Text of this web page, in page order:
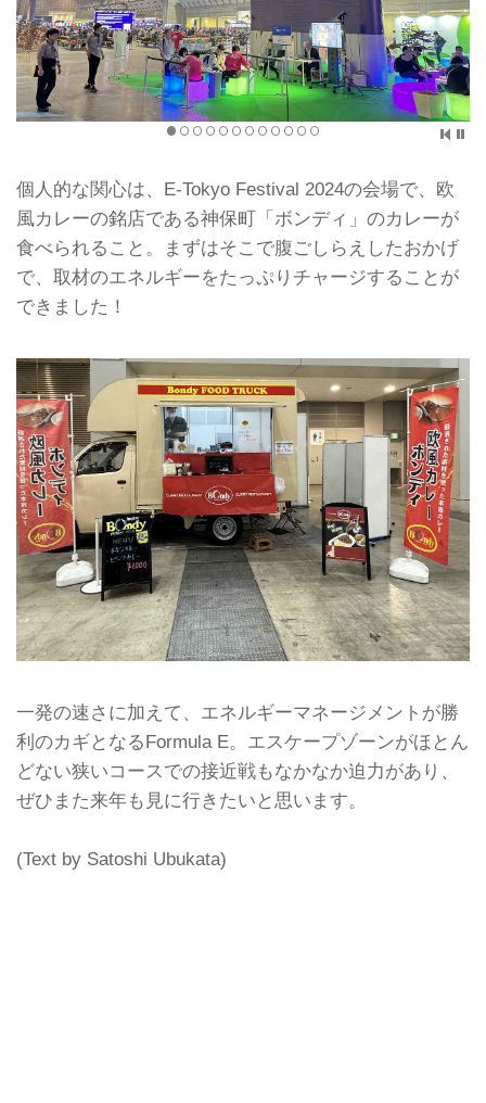
個人的な関心は、E-Tokyo Festival 2024の会場で、欧
風カレーの銘店である神保町「ボンディ」のカレーが
食べられること。まずはそこで腹ごしらえしたおかげ
で、取材のエネルギーをたっぷりチャージすることが
できました！
一発の速さに加えて、エネルギーマネージメントが勝
利のカギとなるFormula E。エスケープゾーンがほとん
どない狭いコースでの接近戦もなかなか迫力があり、
ぜひまた来年も見に行きたいと思います。
(Text by Satoshi Ubukata)